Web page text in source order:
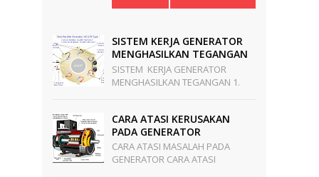
SISTEM KERJA GENERATOR
MENGHASILKAN TEGANGAN
SISTEM KERJA GENERATOR
MENGHASILKAN TEGANGAN 1.
Mulai Berputar. PMG S...
CARA ATASI KERUSAKAN
PADA GENERATOR
CARA ATASI MASALAH PADA
GENERATOR CARA ATASI